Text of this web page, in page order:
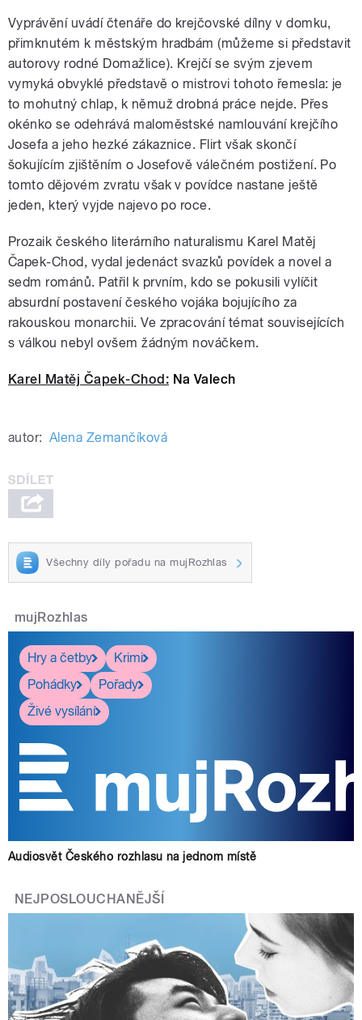
Vyprávění uvádí čtenáře do krejčovské dílny v domku,
přimknutém k městským hradbám (můžeme si představit
autorovy rodné Domažlice). Krejčí se svým zjevem
vymyká obvyklé představě o mistrovi tohoto řemesla: je
to mohutný chlap, k němuž drobná práce nejde. Přes
okénko se odehrává maloměstské namlouvání krejčího
Josefa a jeho hezké zákaznice. Flirt však skončí
šokujícím zjištěním o Josefově válečném postižení. Po
tomto dějovém zvratu však v povídce nastane ještě
jeden, který vyjde najevo po roce.
Prozaik českého literárního naturalismu Karel Matěj
Čapek-Chod, vydal jedenáct svazků povídek a novel a
sedm románů. Patřil k prvním, kdo se pokusili vylíčit
absurdní postavení českého vojáka bojujícího za
rakouskou monarchii. Ve zpracování témat souvisejících
s válkou nebyl ovšem žádným nováčkem.
Karel Matěj Čapek-Chod: Na Valech
autor: Alena Zemančíková
Všechny díly pořadu na mujRozhlas
mujRozhlas
Hry a četby
Krimi
Pohádky
Pořady
Živé vysílání
Audiosvět Českého rozhlasu na jednom místě
NEJPOSLOUCHANĚJŠÍ